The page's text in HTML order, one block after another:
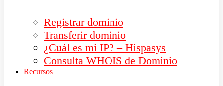
Registrar dominio
Transferir dominio
¿Cuál es mi IP? – Hispasys
Consulta WHOIS de Dominio
Recursos